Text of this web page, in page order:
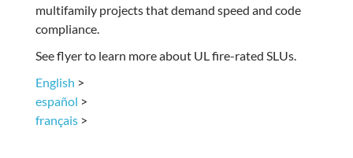
multifamily projects that demand speed and code
compliance.
See flyer to learn more about UL fire-rated SLUs.
English >
español >
français>